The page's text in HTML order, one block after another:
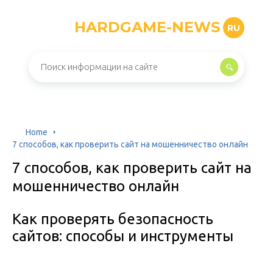
HARDGAME-NEWS RU
Home
7 способов, как проверить сайт на мошенничество онлайн
7 способов, как проверить сайт на
мошенничество онлайн
Как проверять безопасность
сайтов: способы и инструменты